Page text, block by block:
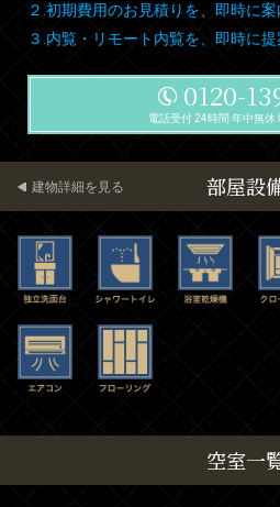
２.初期費用のお見積りを、即時に案
３.内覧・リモート内覧を、即時に提
0120-
電話受付 24時間 年中無休
部屋設
建物詳細を見る
空室一